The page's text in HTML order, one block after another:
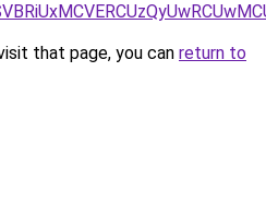
that page, you can return to